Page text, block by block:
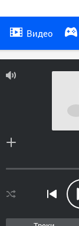
Видео